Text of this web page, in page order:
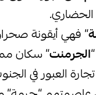
الحضاري.
” فهي أيقونة
الجرمنت” سكان
العبور في